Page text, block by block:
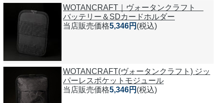
WOTANCRAFT｜ヴォータンクラフト
バッテリー＆SDカードホルダー
当店販売価格5,346円 (税込)
WOTANCRAFT(ヴォータンクラフト) ジッ
パーレスポケットモジュール
当店販売価格5,346円 (税込)